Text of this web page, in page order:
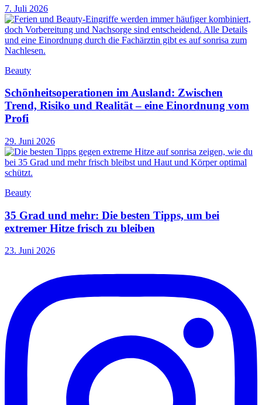
7. Juli 2026
Beauty
Schönheitsoperationen im Ausland: Zwischen
Trend, Risiko und Realität – eine Einordnung vom
Profi
29. Juni 2026
Beauty
35 Grad und mehr: Die besten Tipps, um bei
extremer Hitze frisch zu bleiben
23. Juni 2026